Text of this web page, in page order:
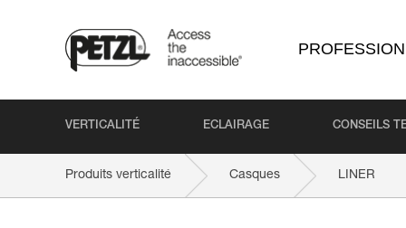
VERTICALITÉ ECLAIRAGE CONSEILS
Produits verticalité Casques LINER